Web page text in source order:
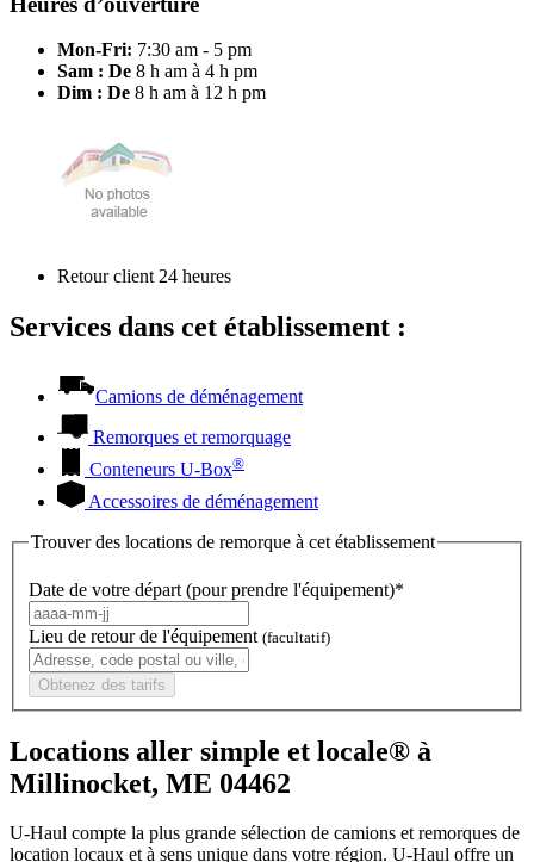
Mon-Fri: 7:30 am - 5 pm
Sam : De 8 h am à 4 h pm
Dim : De 8 h am à 12 h pm
Retour client 24 heures
Services dans cet établissement :
Camions de déménagement
Remorques et remorquage
Conteneurs U-Box®
Accessoires de déménagement
Trouver des locations de remorque à cet établissement
Date de votre départ (pour prendre l'équipement)*
Lieu de retour de l'équipement (facultatif)
Obtenez des tarifs
Locations aller simple et locale® à
Millinocket, ME 04462
U-Haul compte la plus grande sélection de camions et remorques de
location locaux et à sens unique dans votre région. U-Haul offre un